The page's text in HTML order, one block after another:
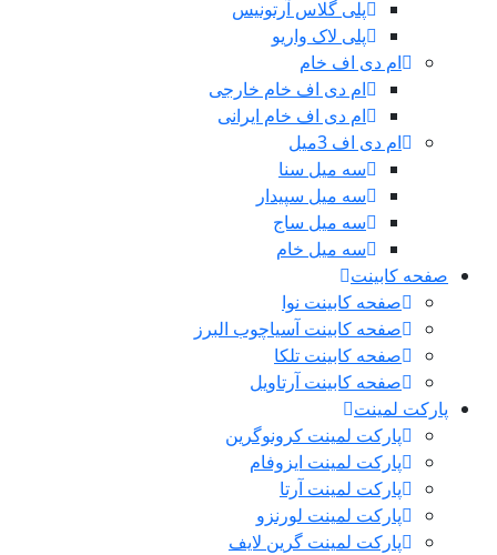
پلی گلاس آرتونیس
پلی لاک واریو
ام دی اف خام
ام دی اف خام خارجی
ام دی اف خام ایرانی
ام دی اف 3میل
سه میل سنا
سه میل سپیدار
سه میل ساج
سه میل خام
صفحه کابینت
صفحه کابینت نوا
صفحه کابینت آسیاچوب البرز
صفحه کابینت تلکا
صفحه کابینت آرتاویل
پارکت لمینت
پارکت لمینت کرونوگرین
پارکت لمینت ایزوفام
پارکت لمینت آرتا
پارکت لمینت لورنزو
پارکت لمینت گرین لایف